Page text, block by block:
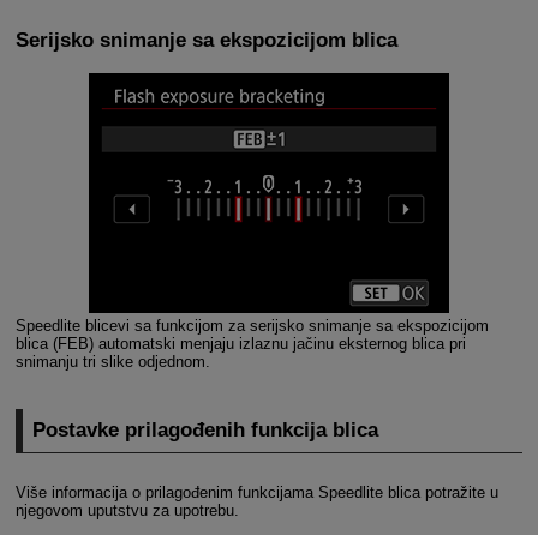
Serijsko snimanje sa ekspozicijom blica
Speedlite blicevi sa funkcijom za serijsko snimanje sa ekspozicijom
blica (FEB) automatski menjaju izlaznu jačinu eksternog blica pri
snimanju tri slike odjednom.
Postavke prilagođenih funkcija blica
Više informacija o prilagođenim funkcijama Speedlite blica potražite u
njegovom uputstvu za upotrebu.